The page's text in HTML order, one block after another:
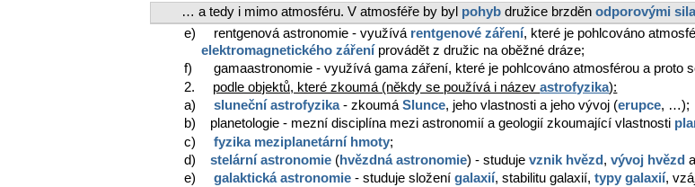
… a tedy i mimo atmosféru. V atmosféře by byl pohyb družice brzděn odporovými
e) rentgenová astronomie - využívá rentgenové záření, které je pohlcováno
elektromagnetického záření provádět z družic na oběžné dráze;
f) gamaastronomie - využívá gama záření, které je pohlcováno atmosférou a proto
2. podle objektů, které zkoumá (někdy se používá i názevastrofyzika):
a)sluneční astrofyzika- zkoumáSlunce, jeho vlastnosti a jeho vývoj (erupce, …);
b) planetologie - mezní disciplína mezi astronomií a geologií zkoumající vlastnosti
c)fyzika meziplanetární hmoty;
d)stelární astronomie (hvězdná astronomie) - studujevznik hvězd ,vývoj hvězd
e)galaktická astronomie - studuje složenígalaxií, stabilitu galaxií,typy galaxií,